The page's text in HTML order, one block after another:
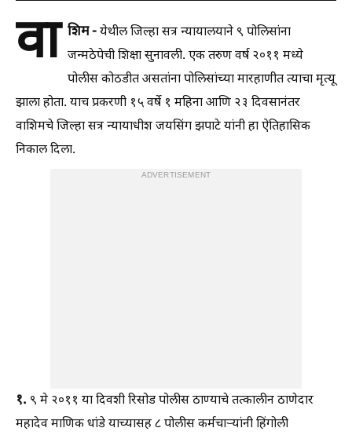
वा शिम -येथील जिल्हा सत्र न्यायालयाने ९ पोलिसांना
जन्मठेपेची शिक्षा सुनावली. एक तरुण वर्ष २०११ मध्ये
पोलीस कोठडीत असतांना पोलिसांच्या मारहाणीत त्याचा मृत्यू
झाला होता. याच प्रकरणी १५ वर्षे १ महिना आणि २३ दिवसानंतर
वाशिमचे जिल्हा सत्र न्यायाधीश जयसिंग झपाटे यांनी हा ऐतिहासिक
निकाल दिला.
ADVERTISEMENT
१. ९ मे २०११ या दिवशी रिसोड पोलीस ठाण्याचे तत्कालीन ठाणेदार
महादेव माणिक धांडे याच्यासह ८ पोलीस कर्मचार्‍यांनी हिंगोली